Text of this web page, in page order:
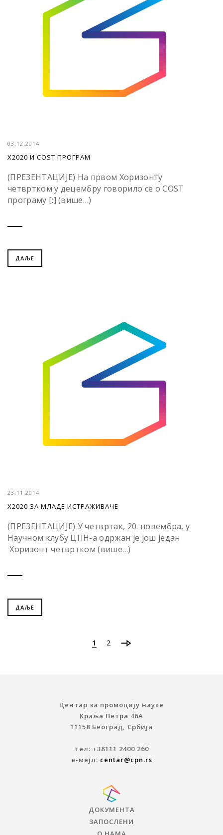
03.12.2014
Х2020 И СОЅТ ПРОГРАМ
(ПРЕЗЕНТАЦИЈЕ) На првом Хоризонту
четвртком у децембру говорило се о СОЅТ
програму [:] (више…)
ДАЉЕ
23.11.2014
Х2020 ЗА МЛАДЕ ИСТРАЖИВАЧЕ
(ПРЕЗЕНТАЦИЈЕ) У четвртак, 20. новембра, у
Научном клубу ЦПН-а одржан је још један
Хоризонт четвртком (више…)
ДАЉЕ
1 2
Центар за промоцију науке
Краља Петра 46A
11158 Београд, Србија
тел: +38111 2400 260
е-мејл: centar@cpn.rs
ДОКУМЕНТА
ЗАПОСЛЕНИ